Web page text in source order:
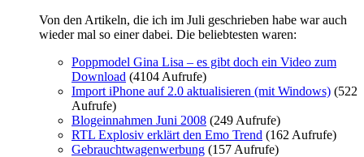
Von den Artikeln, die ich im Juli geschrieben habe war auch
wieder mal so einer dabei. Die beliebtesten waren:
Poppmodel Gina Lisa – es gibt doch ein Video zum
Download (4104 Aufrufe)
Import iPhone auf 2.0 aktualisieren (mit Windows) (522
Aufrufe)
Blogeinnahmen Juni 2008 (249 Aufrufe)
RTL Explosiv erklärt den Emo Trend (162 Aufrufe)
Gebrauchtwagenwerbung (157 Aufrufe)